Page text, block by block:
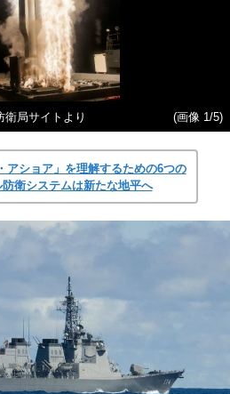
局サイトより (画像 1/5)
アショア」を理解するための6つの
衛システムは新たな地平へ